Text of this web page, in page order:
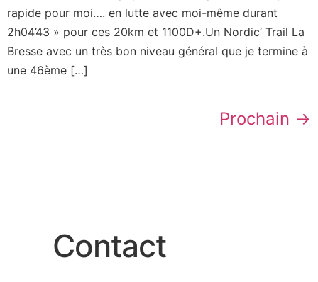
rapide pour moi…. en lutte avec moi-même durant
2h04’43 » pour ces 20km et 1100D+.Un Nordic’ Trail La
Bresse avec un très bon niveau général que je termine à
une 46ème […]
Prochain →
Contact